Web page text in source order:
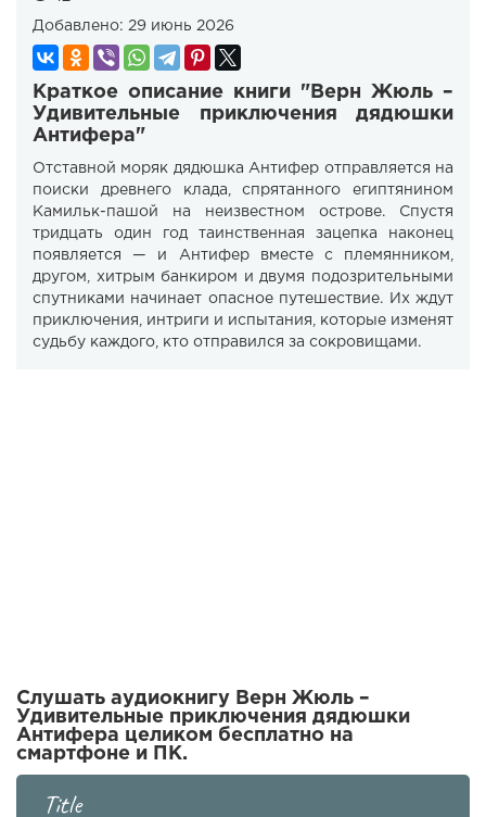
Добавлено: 29 июнь 2026
Краткое описание книги "Верн Жюль –
Удивительные приключения дядюшки
Антифера"
Отставной моряк дядюшка Антифер отправляется на
поиски древнего клада, спрятанного египтянином
Камильк-пашой на неизвестном острове. Спустя
тридцать один год таинственная зацепка наконец
появляется — и Антифер вместе с племянником,
другом, хитрым банкиром и двумя подозрительными
спутниками начинает опасное путешествие. Их ждут
приключения, интриги и испытания, которые изменят
судьбу каждого, кто отправился за сокровищами.
Слушать аудиокнигу Верн Жюль –
Удивительные приключения дядюшки
Антифера целиком бесплатно на
смартфоне и ПК.
Title